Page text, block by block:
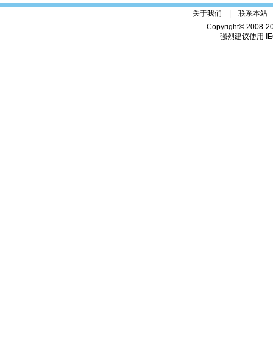
关于我们 | 联系本站
Copyright© 2008-
强烈建议使用